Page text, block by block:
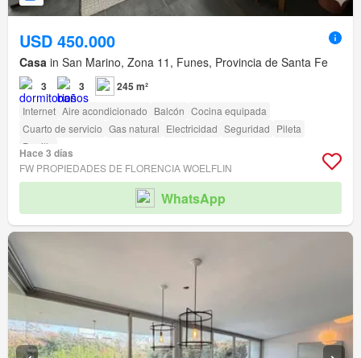
USD 450.000
Casa in San Marino, Zona 11, Funes, Provincia de Santa Fe
3 3 245 m²
Internet Aire acondicionado Balcón Cocina equipada
Cuarto de servicio Gas natural Electricidad Seguridad Pileta
Parrilla
Hace 3 días
FW PROPIEDADES DE FLORENCIA WOELFLIN
WhatsApp